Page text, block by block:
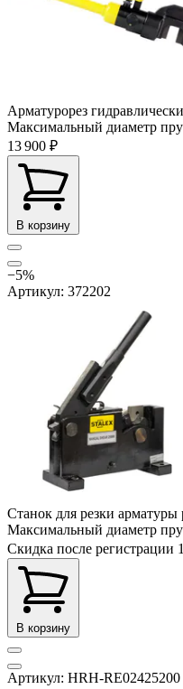
Арматурорез
Максимальный диаметр
13 900 ₽
В корзину
−5%
Артикул: 372202
Станок для резки
Максимальный диаметр
Скидка после регистрации
В корзину
Артикул: HRH-RE02425200